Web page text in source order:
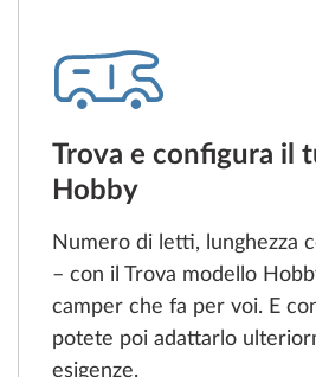
Trova e configura il
Hobby
Numero di letti, lunghezza
– con il Trova modello
camper che fa per voi. E
potete poi adattarlo
esigenze.